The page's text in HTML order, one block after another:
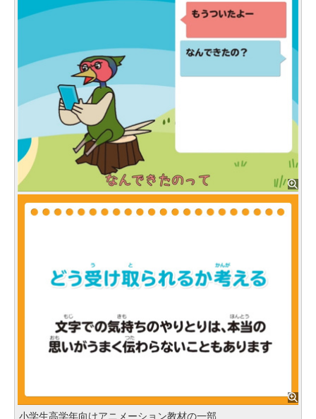
小学生高学年向けアニメーション教材の一部